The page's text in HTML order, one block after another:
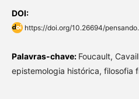
DOI:
https://doi.org/10.26694/
Palavras-chave: Foucault,
epistemologia histórica, filosofia